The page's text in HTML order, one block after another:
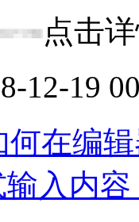
点击
12-19
何在编
入内容